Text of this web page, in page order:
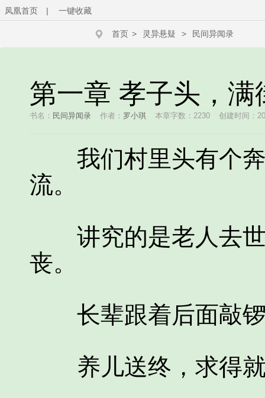
凤凰首页 | 一键收藏
首页 > 灵异悬疑 > 民间异闻录
第一章 孝子头，满
书名： 民间异闻录 作者： 罗小琪 本章字数：2230 创建时间：
我们村里头有个奔
流。
讲究的是老人去世
丧。
长辈跟着后面敲锣
养儿送终，求得就